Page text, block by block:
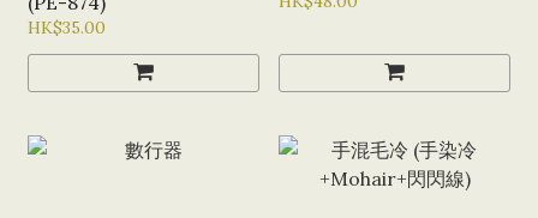
HK$35.00